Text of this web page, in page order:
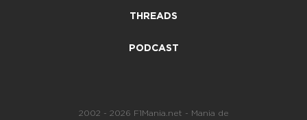
THREADS
PODCAST
2002 - 2026 F1Mania.net - Mania de